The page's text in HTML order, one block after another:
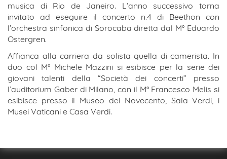
musica di Rio de Janeiro. L’anno successivo torna
invitato ad eseguire il concerto n.4 di Beethon con
l’orchestra sinfonica di Sorocaba diretta dal M° Eduardo
Ostergren.
Affianca alla carriera da solista quella di camerista. In
duo col M° Michele Mazzini si esibisce per la serie dei
giovani talenti della “Società dei concerti” presso
l’auditorium Gaber di Milano, con il M° Francesco Melis si
esibisce presso il Museo del Novecento, Sala Verdi, i
Musei Vaticani e Casa Verdi.